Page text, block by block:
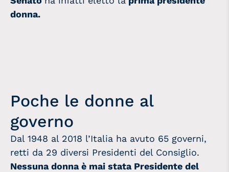
donna.
Poche le donne al
governo
Dal 1948 al 2018 l’Italia ha avuto 65 governi,
retti da 29 diversi Presidenti del Consiglio.
Nessuna donna è mai stata Presidente del